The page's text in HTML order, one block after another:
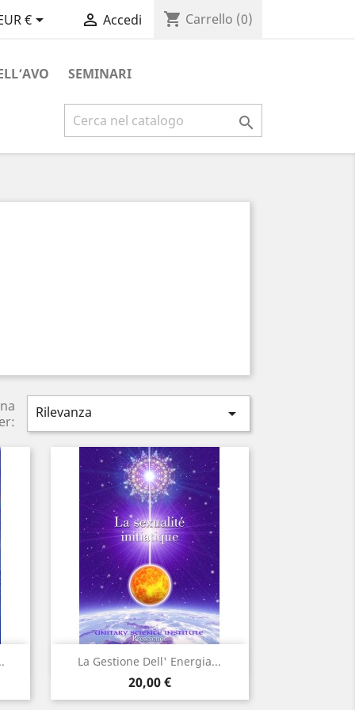
€  Accedi shopping_cart Carrello (0)
SEMINARI

Rilevanza 
La Gestione Dell' Energia...
Prezzo
20,00 €
Anteprima